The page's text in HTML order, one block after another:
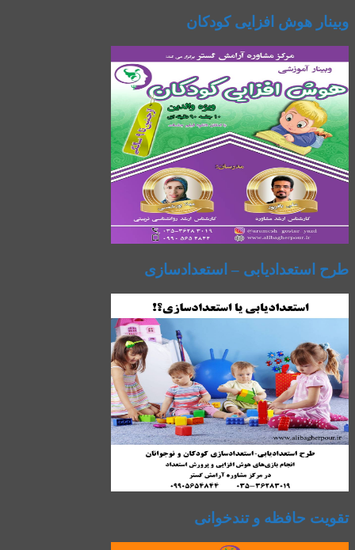
وبینار هوش افزایی کودکان
طرح استعدادیابی – استعدادسازی
تقویت حافظه و تندخوانی